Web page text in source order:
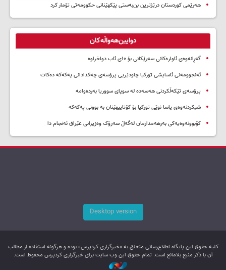
هەرێمی کوردستان درێژترین بن‌بەستی پێکهێنانی حکوومەتی تۆمار کرد
دوایین‌هەواڵەکان
گەڕانەوەی ئاوارەکانی سەرێکانی بۆ ۱۰ی ئاب دواخراوە
ئەنجوومەنی ئاسایشی تورکیا چاودێریی پرۆسەی چەکدادانی پەکەکە دەکات
پرۆسەی تێکەڵکردنی هەسەدە لە سوپای سووریا بەردەوامە
شیکردنەوەی یاسا نوێی تورکیا بۆ کۆتاییهێنان بە بوونی پەکەکە
کۆبوونەوەیەکی بەرهەمدارمان لەگەڵ سەرۆک وەزیرانی عێراق ئەنجام دا
Desktop version
کليه حقوق اين پایگاه اطلاع‌رسانی متعلق به «خبرگزاری کردپرس» بوده و هرگونه استفاده از مطالب
آن با ذکر منبع بلامانع است. تمام حقوق این وب سایت برای خبرگزاری کردپرس محفوظ است.